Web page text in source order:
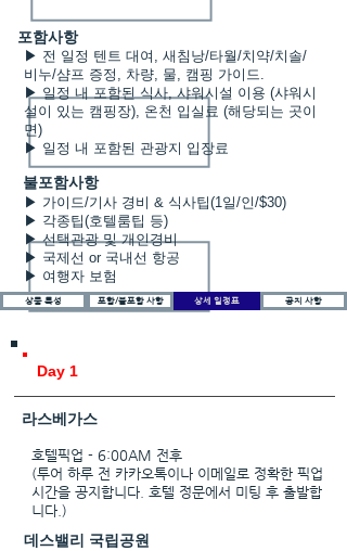
포함사항
▶ 전 일정 텐트 대여, 새침낭/타월/치약/치솔/
비누/샴프 증정, 차량, 물, 캠핑 가이드.
▶ 일정 내 포함된 식사, 샤워시설 이용 (샤워시
설이 있는 캠핑장), 온천 입실료 (해당되는 곳이
면)
▶ 일정 내 포함된 관광지 입장료
불포함사항
▶ 가이드/기사 경비 & 식사팁(1일/인/$30)
▶ 각종팁(호텔룸팁 등)
▶ 선택관광 및 개인경비
▶ 국제선 or 국내선 항공
▶ 여행자 보험
상품 특성 포함/불포함 사항 상세 일정표 공지 사항
Day 1
라스베가스
호텔픽업 - 6:00AM 전후
(투어 하루 전 카카오톡이나 이메일로 정확한 픽업
시간을 공지합니다. 호텔 정문에서 미팅 후 출발합
니다.)
데스밸리 국립공원